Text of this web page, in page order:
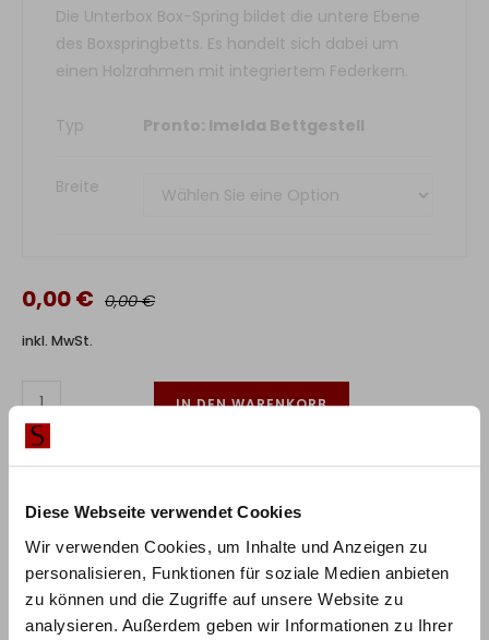
Diese Webseite verwendet Cookies
Wir verwenden Cookies, um Inhalte und Anzeigen zu
personalisieren, Funktionen für soziale Medien anbieten
zu können und die Zugriffe auf unsere Website zu
analysieren. Außerdem geben wir Informationen zu Ihrer
Die Unterbox Box-Spring bildet die untere Ebene
des Boxspringbetts. Es handelt sich dabei um
einen Holzrahmen mit integriertem Federkern.
Typ Pronto: Imelda Bettgestell
Breite
0,00 € 0,00 €
inkl. MwSt.
IN DEN WARENKORB
10%
RABATT BEI ZAHLUNG PER
VORKASSE / ÜBERWEISUNG